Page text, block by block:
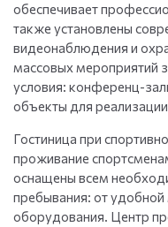
обеспечивает
также установлены
видеонаблюдения и
массовых мероприятий
условия: конференц-
объекты для
Гостиница при
проживание
оснащены всем
пребывания: от
оборудования. Центр